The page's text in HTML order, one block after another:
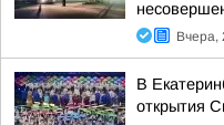
Вчера,
В
открытия